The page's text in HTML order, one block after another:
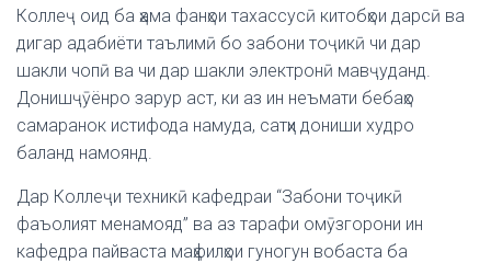
Коллеҷ оид ба ҳама фанҳои тахассусӣ китобҳои дарсӣ ва
дигар адабиёти таълимӣ бо забони тоҷикӣ чи дар
шакли чопӣ ва чи дар шакли электронӣ мавҷуданд.
Донишҷӯёнро зарур аст, ки аз ин неъмати бебаҳо
самаранок истифода намуда, сатҳи дониши худро
баланд намоянд.
Дар Коллеҷи техникӣ кафедраи “Забони тоҷикӣ
фаъолият менамояд” ва аз тарафи омӯзгорони ин
кафедра пайваста маҳфилҳои гуногун вобаста ба